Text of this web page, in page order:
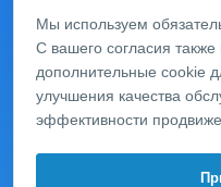
Информация о ценах и
информационный
офертой,
РФ. Перед оформлением
цену у
© 2020 Интернет-
Мы используем
С вашего согласия также
дополнительные cookie
улучшения качества
эффективности